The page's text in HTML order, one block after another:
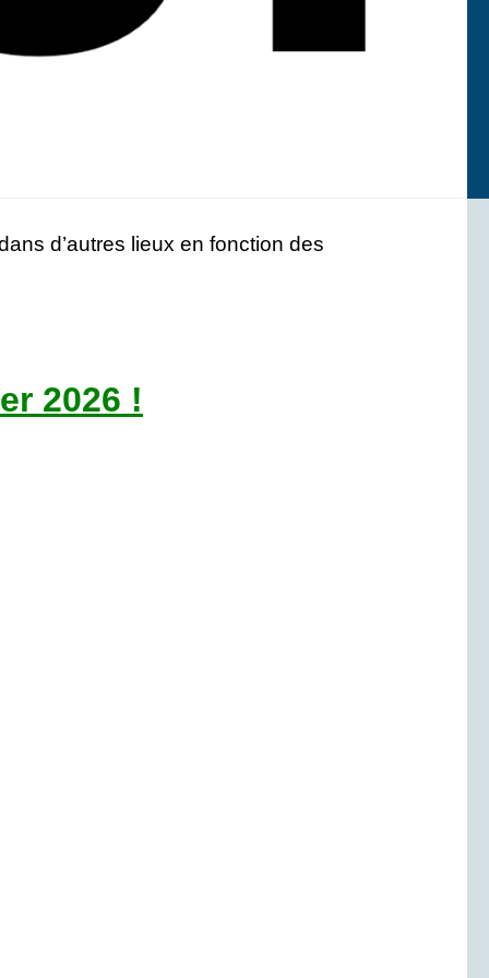
d’autres lieux en fonction des
2026 !